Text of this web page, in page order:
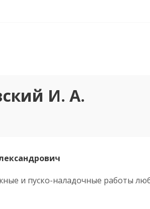
И. А.
и пуско-наладочные работы